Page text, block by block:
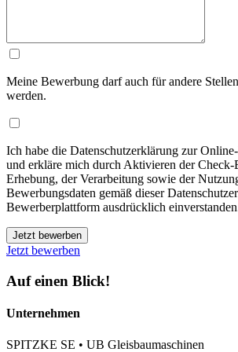
Meine Bewerbung darf auch für andere
werden.
Ich habe die Datenschutzerklärung zur
und erkläre mich durch Aktivieren der
Erhebung, der Verarbeitung sowie der
Bewerbungsdaten gemäß dieser
Bewerberplattform ausdrücklich
Jetzt bewerben
Jetzt bewerben
Auf einen Blick!
Unternehmen
SPITZKE SE • UB Gleisbaumaschinen